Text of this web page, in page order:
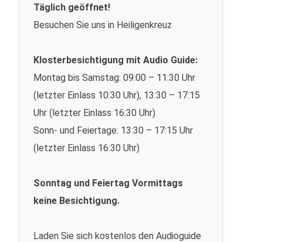
Täglich geöffnet!
Besuchen Sie uns in Heiligenkreuz
Klosterbesichtigung mit Audio Guide:
Montag bis Samstag: 09:00 – 11:30 Uhr
(letzter Einlass 10:30 Uhr), 13:30 – 17:15
Uhr (letzter Einlass 16:30 Uhr)
Sonn- und Feiertage: 13:30 – 17:15 Uhr
(letzter Einlass 16:30 Uhr)
Sonntag und Feiertag Vormittags
keine Besichtigung.
Laden Sie sich kostenlos den Audioguide